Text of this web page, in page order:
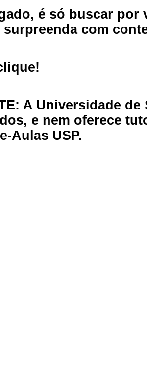
é só buscar por
surpreenda com
A Universidade
e nem oferece
Aulas USP.